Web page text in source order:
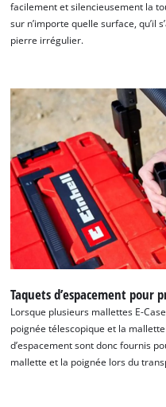
Nous
This
to
visitor.
to the
facilement et silencieusement la
sur n’importe quelle surface, qu’il
pierre irrégulier.
Taquets d’espacement pour
Lorsque plusieurs mallettes E-
poignée télescopique et la
d’espacement sont donc fournis
mallette et la poignée lors du